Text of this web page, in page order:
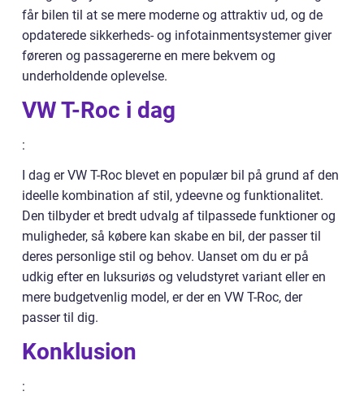
får bilen til at se mere moderne og attraktiv ud, og de
opdaterede sikkerheds- og infotainmentsystemer giver
føreren og passagererne en mere bekvem og
underholdende oplevelse.
VW T-Roc i dag
:
I dag er VW T-Roc blevet en populær bil på grund af den
ideelle kombination af stil, ydeevne og funktionalitet.
Den tilbyder et bredt udvalg af tilpassede funktioner og
muligheder, så købere kan skabe en bil, der passer til
deres personlige stil og behov. Uanset om du er på
udkig efter en luksuriøs og veludstyret variant eller en
mere budgetvenlig model, er der en VW T-Roc, der
passer til dig.
Konklusion
: